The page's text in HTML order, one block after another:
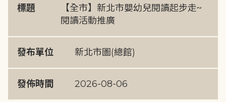
標題
【全市】新北市嬰幼兒閱讀起步走~
閱讀活動推廣
發布單位 新北市圖(總館)
發佈時間 2026-08-06